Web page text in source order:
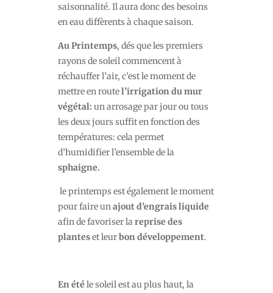
saisonnalité. Il aura donc des besoins
en eau diffèrents à chaque saison.
Au Printemps, dés que les premiers
rayons de soleil commencent à
réchauffer l’air, c’est le moment de
mettre en routel’irrigation du mur
végétal: un arrosage par jour ou tous
les deux jours suffit en fonction des
températures: cela permet
d’humidifier l’ensemble de la
sphaigne.
le printemps est également le moment
pour faire un ajout d’engrais liquide
afin de favoriser la reprise des
planteset leurbon développement.
En été le soleil est au plus haut, la